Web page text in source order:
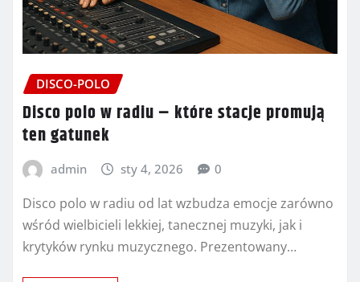
DISCO-POLO
Disco polo w radiu – które stacje promują
ten gatunek
admin sty 4, 2026 0
Disco polo w radiu od lat wzbudza emocje zarówno
wśród wielbicieli lekkiej, tanecznej muzyki, jak i
krytyków rynku muzycznego. Prezentowany…